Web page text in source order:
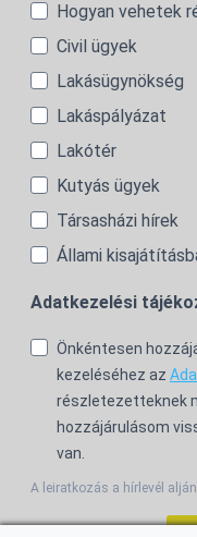
Hogyan vehetek
Civil ügyek
Lakásügynökség
Lakáspályázat
Lakótér
Kutyás ügyek
Társasházi hírek
Állami
Adatkezelési
Önkéntesen
kezeléséhez az
részletezetteknek
hozzájárulásom
van.
A leiratkozás a hírlevél